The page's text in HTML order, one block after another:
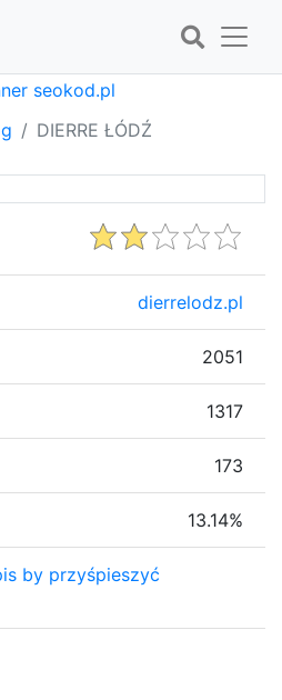
DIERRE ŁÓDŹ
dierrelodz.pl
2051
1317
173
13.14%
by przyśpieszyć